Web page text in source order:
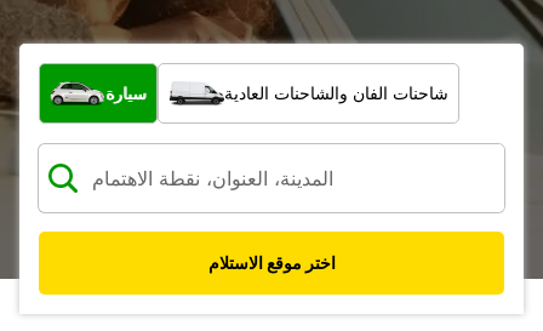
ما نوع المركبة؟
سيارة شاحنات الفان والشاحنات العادية
اختر موقع الاستلام